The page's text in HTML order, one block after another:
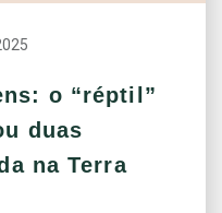
o “réptil”
duas
na Terra